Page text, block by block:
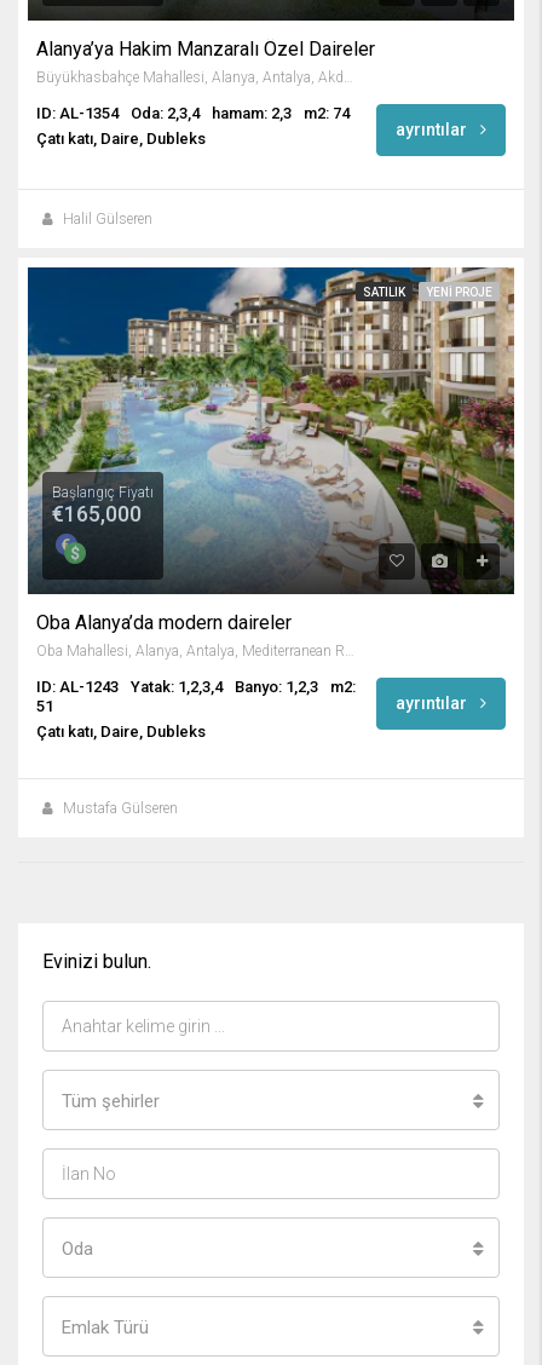
Alanya’ya Hakim Manzaralı Özel Daireler
Büyükhasbahçe Mahallesi, Alanya, Antalya, Akdeniz Bölgesi, Türkiye
ID: AL-1354 Oda: 2,3,4 hamam: 2,3
m2: 74
Çatı katı, Daire, Dubleks
ayrıntılar
Halil Gülseren
SATILIK YENI PROJE
Başlangıç Fiyatı
€165,000
Oba Alanya’da modern daireler
ID: AL-1243 Yatak: 1,2,3,4 Banyo: 1,2,3
m2:
51
Çatı katı, Daire, Dubleks
ayrıntılar
Mustafa Gülseren
Evinizi bulun.
Tüm şehirler
Oda
Emlak Türü